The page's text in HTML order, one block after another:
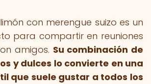
con merengue suizo es un
para compartir en reuniones
amigos. Su combinación de
y dulces lo convierte en una
que suele gustar a todos los